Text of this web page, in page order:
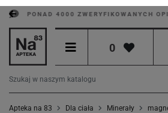
PONAD 4000 ZWERYFIKOWANYCH
0
Apteka na 83 Dla ciała Minerały